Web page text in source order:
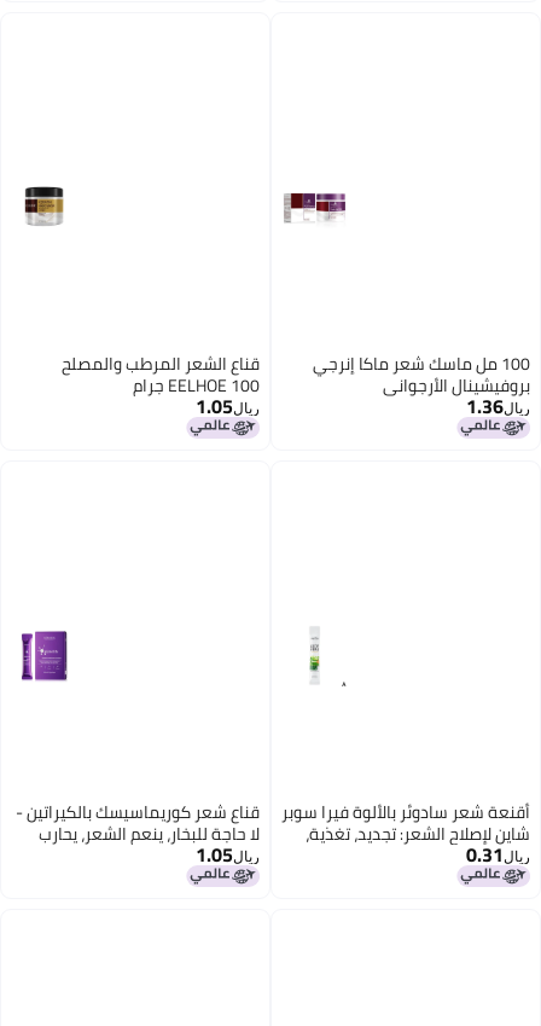
100 مل ماسك شعر ماكا إنرجي
الأرجواني
1.36
قناع الشعر المرطب والمصلح
EELHOE 100 جرام
ريال1.05
شعر سادوئر بالألوة فيرا سوبر
لإصلاح الشعر: تجديد، تغذية،
الشعر للحصول على لمسة
وسهلة. سهولة في
0.31
قناع شعر كوريماسيسك بالكيراتين -
لا حاجة للبخار، ينعم الشعر، يحارب
قطعة
ريال1.05